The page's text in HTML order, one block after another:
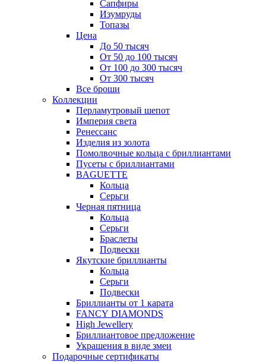
Сапфиры
Изумруды
Топазы
Цена
До 50 тысяч
От 50 до 100 тысяч
От 100 до 300 тысяч
От 300 тысяч
Все броши
Коллекции
Перламутровый шепот
Империя света
Ренессанс
Изделия из золота
Помолвочные кольца с бриллиантами
Пусеты с бриллиантами
BAGUETTE
Кольца
Серьги
Черная пятница
Кольца
Серьги
Браслеты
Подвески
Якутские бриллианты
Кольца
Серьги
Подвески
Бриллианты от 1 карата
FANCY DIAMONDS
High Jewellery
Бриллиантовое предложение
Украшения в виде змеи
Подарочные сертификаты